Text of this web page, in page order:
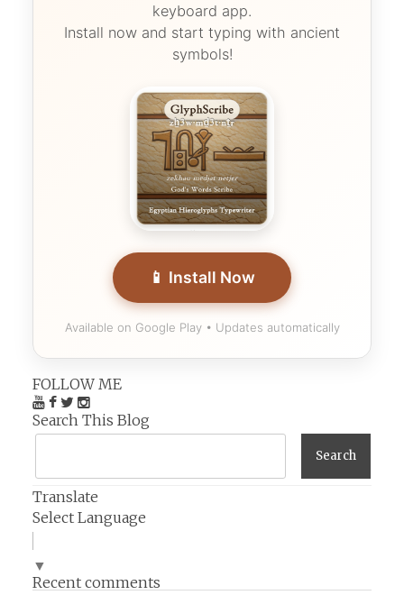
keyboard app.
Install now and start typing with ancient
symbols!
📱 Install Now
Available on Google Play • Updates automatically
FOLLOW ME
Search This Blog
Translate
Select Language
▼
Recent comments